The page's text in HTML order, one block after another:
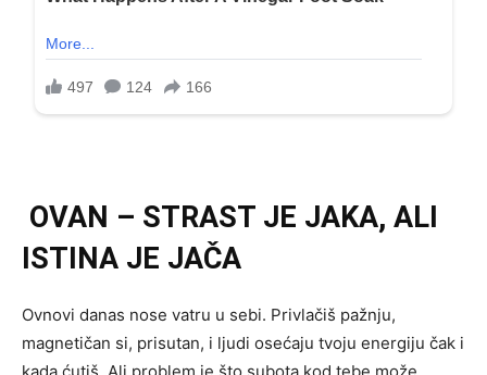
OVAN – STRAST JE JAKA, ALI
ISTINA JE JAČA
Ovnovi danas nose vatru u sebi. Privlačiš pažnju,
magnetičan si, prisutan, i ljudi osećaju tvoju energiju čak i